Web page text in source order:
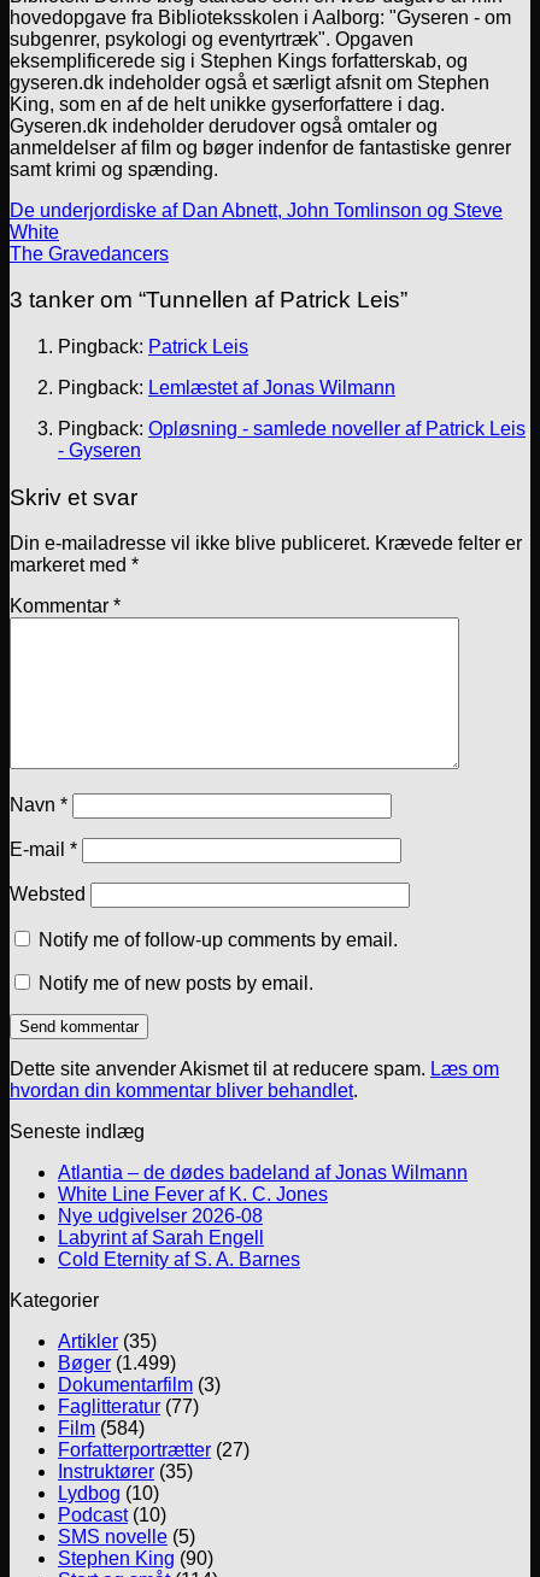
hovedopgave fra Biblioteksskolen i Aalborg: "Gyseren - om
subgenrer, psykologi og eventyrtræk". Opgaven
eksemplificerede sig i Stephen Kings forfatterskab, og
gyseren.dk indeholder også et særligt afsnit om Stephen
King, som en af de helt unikke gyserforfattere i dag.
Gyseren.dk indeholder derudover også omtaler og
anmeldelser af film og bøger indenfor de fantastiske genrer
samt krimi og spænding.
De underjordiske af Dan Abnett, John Tomlinson og Steve
White
The Gravedancers
3 tanker om “Tunnellen af Patrick Leis”
Pingback: Patrick Leis
Pingback: Lemlæstet af Jonas Wilmann
Pingback: Opløsning - samlede noveller af Patrick Leis
- Gyseren
Skriv et svar
Din e-mailadresse vil ikke blive publiceret. Krævede felter er
markeret med *
Kommentar *
Navn *
E-mail *
Websted
Notify me of follow-up comments by email.
Notify me of new posts by email.
Dette site anvender Akismet til at reducere spam. Læs om
hvordan din kommentar bliver behandlet.
Seneste indlæg
Atlantia – de dødes badeland af Jonas Wilmann
White Line Fever af K. C. Jones
Nye udgivelser 2026-08
Labyrint af Sarah Engell
Cold Eternity af S. A. Barnes
Kategorier
Artikler (35)
Bøger (1.499)
Dokumentarfilm (3)
Faglitteratur (77)
Film (584)
Forfatterportrætter (27)
Instruktører (35)
Lydbog (10)
Podcast(10)
SMS novelle (5)
Stephen King (90)